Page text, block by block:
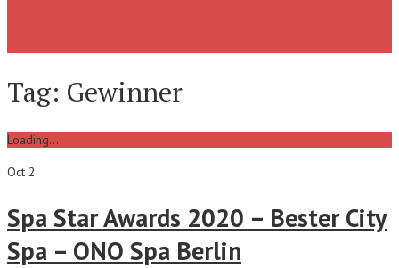
Tag: Gewinner
Loading...
Oct 2
Spa Star Awards 2020 – Bester City
Spa – ONO Spa Berlin